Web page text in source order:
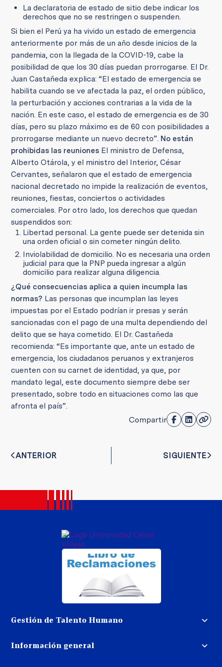
La declaratoria de estado de sitio debe indicar los
derechos que no se restringen o suspenden.
Si bien el Perú ya ha vivido un estado de emergencia
anteriormente por más de un año desde inicios de la
pandemia, con la llegada de la COVID-19, cabe la
posibilidad de que los 30 días puedan prorrogarse. El Dr.
Juan Castañeda explica: “El estado de emergencia se
habilita cuando se ve afectada la paz, el orden público,
la perturbación y acciones contrarias a la vida de la
nación. En este caso, el estado de emergencia es de 30
días, pero su plazo máximo es de 60 con posibilidades a
prorrogarse mediante un nuevo decreto”. No están
prohibidas las reuniones El ministro de Defensa,
Alberto Otárola, y el ministro del Interior, César
Cervantes, señalaron que el estado de emergencia
nacional decretado no impide la realización de eventos,
reuniones, fiestas, conciertos o actividades
comerciales. Por otro lado, los derechos que quedan
suspendidos son:
Libertad personal. La gente puede ser detenida sin
una orden oficial o sin cometer ningún delito.
Inviolabilidad de domicilio. No es necesaria una orden
judicial para que la PNP pueda ingresar a algún
domicilio para realizar alguna diligencia.
¿Qué consecuencias aplica a quien incumpla las
normas? Las personas que incumplan las leyes
impuestas por el Estado podrían ir presas y serán
sancionadas con el pago de una multa dependiendo del
delito que se haya cometido. El Dr. Castañeda
recomienda: “Es importante que, ante un estado de
emergencia, los ciudadanos peruanos y extranjeros
cuenten con su carnet de identidad, ya que, por
mandato legal, este documento siempre debe ser
presentado, sobre todo en situaciones como las que
afronta el país”.
Compartir
ANTERIOR SIGUIENTE
Gestión de Talento Humano
Trabaja con nosotros
Información general